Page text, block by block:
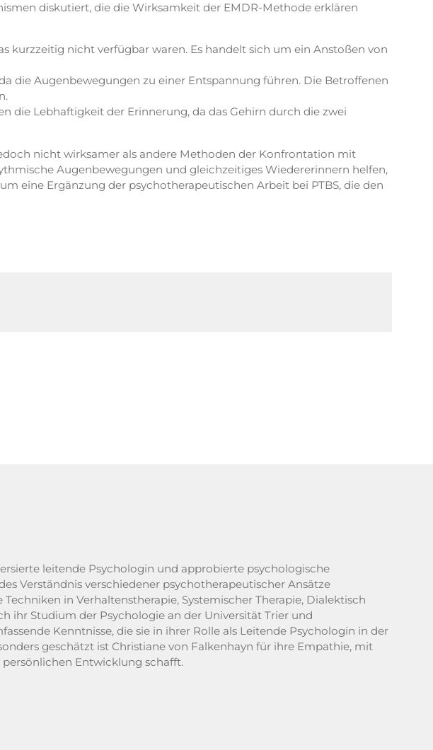
diskutiert, die die Wirksamkeit der EMDR-Methode erklären
kurzzeitig nicht verfügbar waren. Es handelt sich um ein Anstoßen von
die Augenbewegungen zu einer Entspannung führen. Die Betroffenen
die Lebhaftigkeit der Erinnerung, da das Gehirn durch die zwei
nicht wirksamer als andere Methoden der Konfrontation mit
Augenbewegungen und gleichzeitiges Wiedererinnern helfen,
eine Ergänzung der psychotherapeutischen Arbeit bei PTBS, die den
leitende Psychologin und approbierte psychologische
Verständnis verschiedener psychotherapeutischer Ansätze
in Verhaltenstherapie, Systemischer Therapie, Dialektisch
ihr Studium der Psychologie an der Universität Trier und
Kenntnisse, die sie in ihrer Rolle als Leitende Psychologin in der
geschätzt ist Christiane von Falkenhayn für ihre Empathie, mit
Entwicklung schafft.